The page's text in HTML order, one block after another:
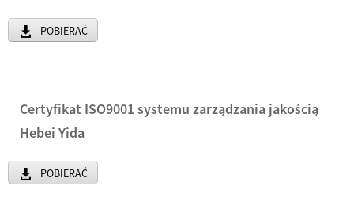
POBIERAĆ
Certyfikat ISO9001 systemu zarządzania jakością
Hebei Yida
POBIERAĆ